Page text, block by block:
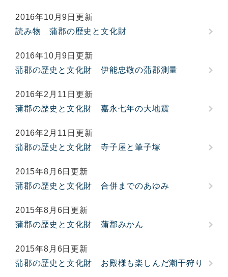
2016年10月9日更新
読み物 蒲郡の歴史と文化財
2016年10月9日更新
蒲郡の歴史と文化財 伊能忠敬の蒲郡測量
2016年2月11日更新
蒲郡の歴史と文化財 嘉永七年の大地震
2016年2月11日更新
蒲郡の歴史と文化財 寺子屋と筆子塚
2015年8月6日更新
蒲郡の歴史と文化財 合併までのあゆみ
2015年8月6日更新
蒲郡の歴史と文化財 蒲郡みかん
2015年8月6日更新
蒲郡の歴史と文化財 お殿様も楽しんだ潮干狩り